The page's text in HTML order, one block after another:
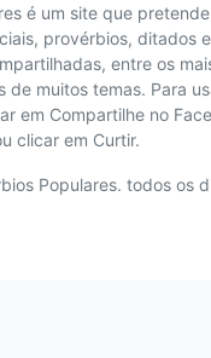
é um site que
provérbios, ditados
entre os
de muitos temas. Para
em Compartilhe no
clicar em Curtir.
Populares. todos os